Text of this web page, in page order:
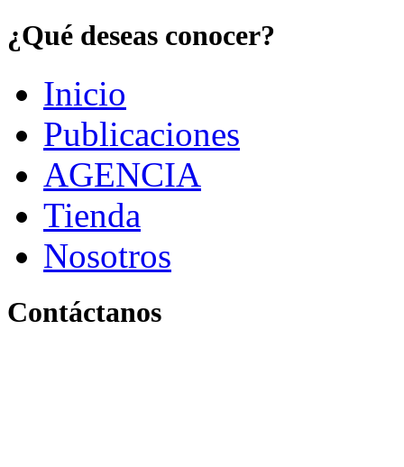
¿Qué deseas conocer?
Inicio
Publicaciones
AGENCIA
Tienda
Nosotros
Contáctanos